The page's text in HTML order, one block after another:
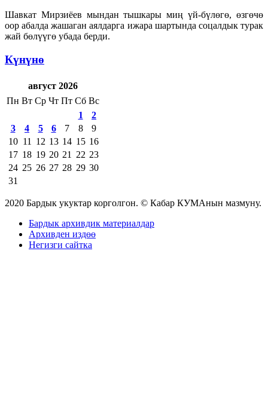
Шавкат Мирзиёев мындан тышкары миң үй-бүлөгө, өзгөчө
оор абалда жашаган аялдарга ижара шартында соцалдык турак
жай бөлүүгө убада берди.
Күнүнө
август 2026
Пн Вт Ср Чт Пт Сб Вс
1
2
3
4 5 6 7 8
9
10 11 12 13 14 15 16
17 18 19 20 21 22 23
24 25 26 27 28 29 30
31
2020 Бардык укуктар корголгон. © Кабар КУМАнын мазмуну.
Бардык архивдик материалдар
Архивден издөө
Негизги сайтка